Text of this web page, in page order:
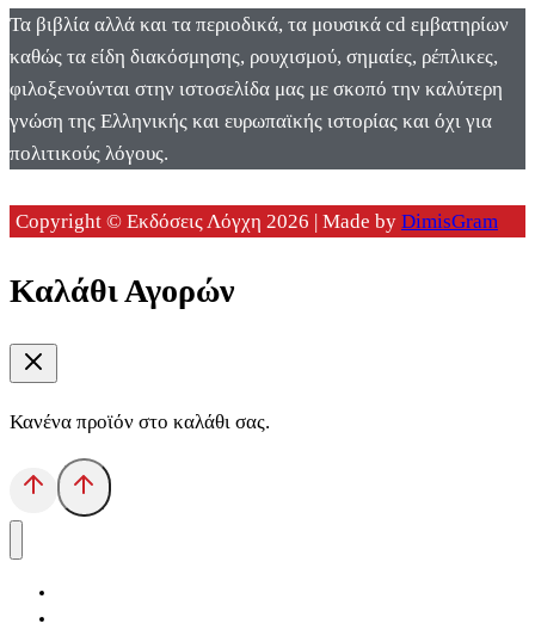
Τα βιβλία αλλά και τα περιοδικά, τα μουσικά cd εμβατηρίων
καθώς τα είδη διακόσμησης, ρουχισμού, σημαίες, ρέπλικες,
φιλοξενούνται στην ιστοσελίδα μας με σκοπό την καλύτερη
γνώση της Ελληνικής και ευρωπαϊκής ιστορίας και όχι για
πολιτικούς λόγους.
Copyright © Εκδόσεις Λόγχη 2026 | Made by DimisGram
Καλάθι Αγορών
Κανένα προϊόν στο καλάθι σας.